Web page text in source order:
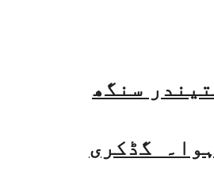
گڈکری